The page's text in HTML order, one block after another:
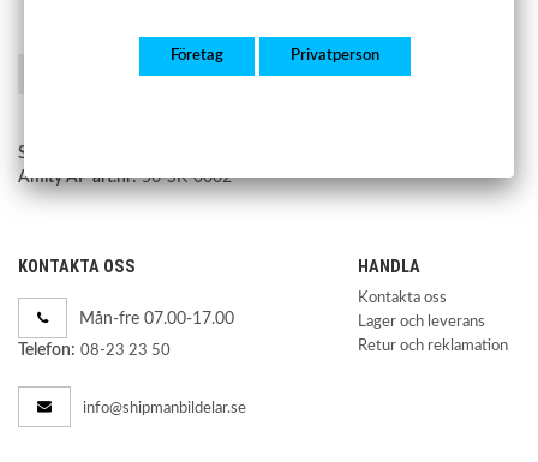
Spara som favorit
Shipman art.nr:
Amity AP art.nr: 56-SK-0002
KONTAKTA OSS
Mån-fre 07.00-17.00
Telefon: 08-23 23 50
info@shipmanbildelar.se
HANDLA
Kontakta oss
Lager och leverans
Retur och reklamation
Företag Privatperson